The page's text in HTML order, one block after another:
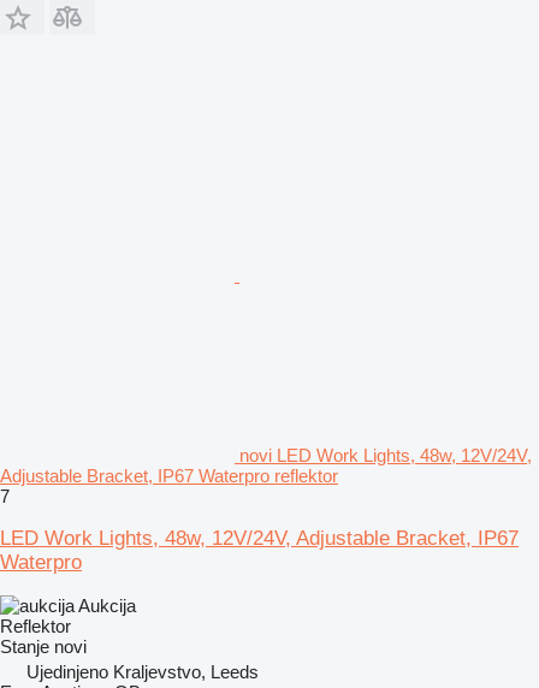
novi LED Work Lights, 48w, 12V/24V,
Adjustable Bracket, IP67 Waterpro reflektor
7
LED Work Lights, 48w, 12V/24V, Adjustable Bracket, IP67
Waterpro
Aukcija
Reflektor
Stanje novi
Ujedinjeno Kraljevstvo, Leeds